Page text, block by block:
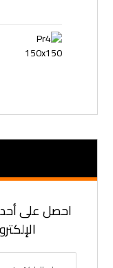
احصل على